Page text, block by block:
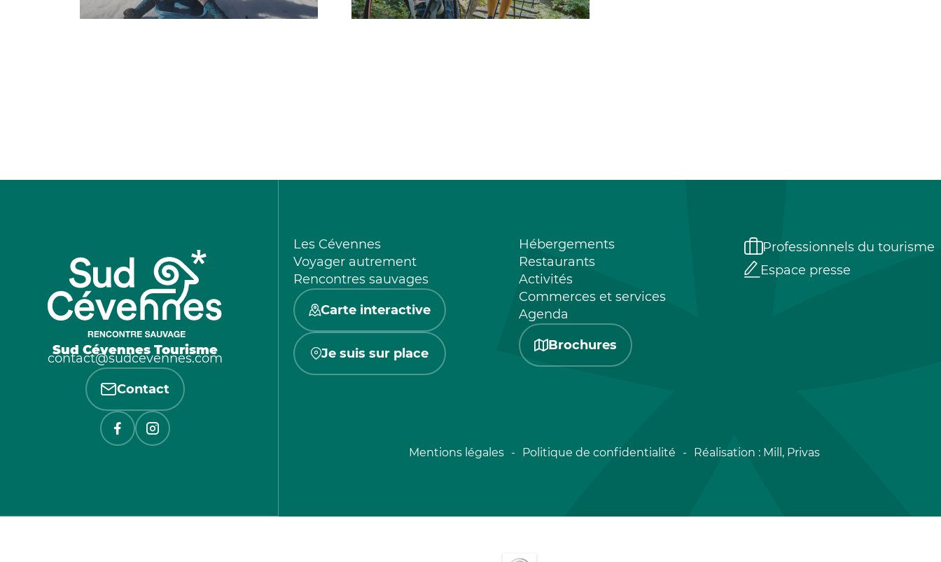
Sud Cévennes Tourisme
contact@sudcevennes.com
Contact
Les Cévennes
Voyager autrement
Rencontres sauvages
Carte interactive
Je suis sur place
Hébergements
Restaurants
Activités
Commerces et services
Agenda
Brochures
Professionnels du tourisme
Espace presse
Mentions légales Politique de confidentialité Réalisation : Mill, Privas